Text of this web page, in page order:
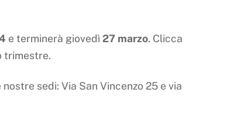
e terminerà giovedì 27 marzo. Clicca
trimestre.
sedi: Via San Vincenzo 25 e via